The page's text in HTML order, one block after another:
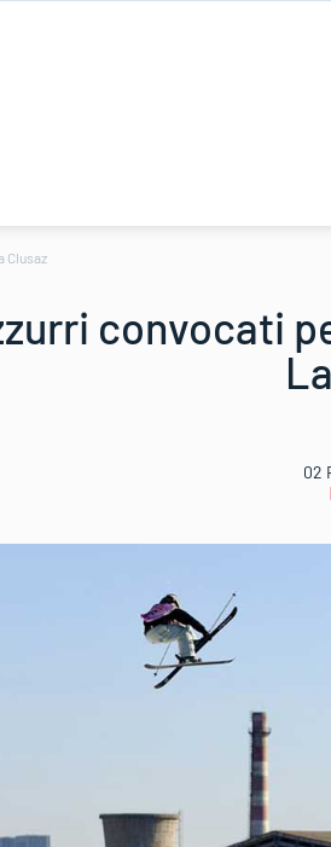
Clusaz
convocati
02